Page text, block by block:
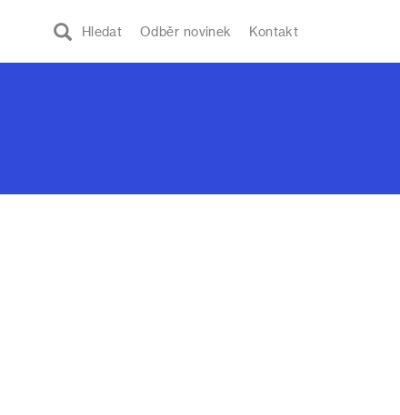
Hledat Odběr novinek Kontakt